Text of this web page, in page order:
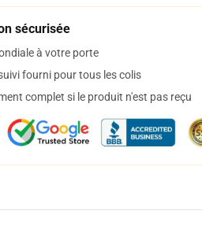
sécurisée
à votre porte
fourni pour tous les colis
complet si le produit n'est pas reçu